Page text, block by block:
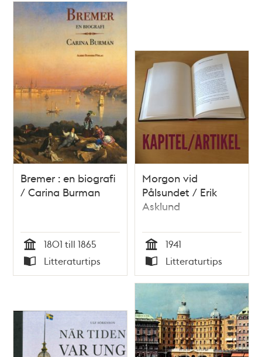
Bremer : en biografi
/ Carina Burman
Tid
1801 till 1865
Typ
Litteraturtips
Morgon vid
Pålsundet / Erik
Asklund
Tid
1941
Typ
Litteraturtips